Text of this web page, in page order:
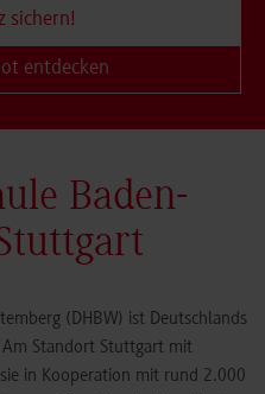
sichern!
entdecken
Baden-
(DHBW) ist Deutschlands
Standort Stuttgart mit
in Kooperation mit rund 2.000